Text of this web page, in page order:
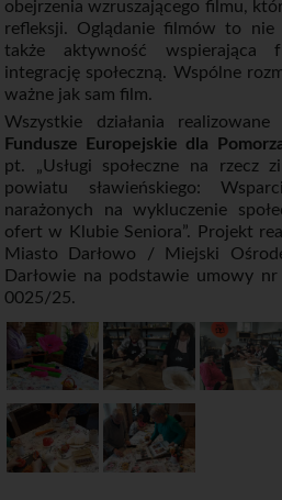
obejrzenia wzruszającego filmu,
refleksji. Oglądanie filmów to
także aktywność wspierająca
integrację społeczną. Wspólne
ważne jak sam film.
Wszystkie działania
Fundusze Europejskie dla
pt. „Usługi społeczne na rzecz
powiatu sławieńskiego:
narażonych na wykluczenie
ofert w Klubie Seniora”. Projekt
Miasto Darłowo / Miejski
Darłowie na podstawie umowy
0025/25.